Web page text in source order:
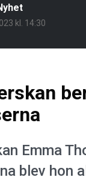
kl. 14:30
Emma
blev hon